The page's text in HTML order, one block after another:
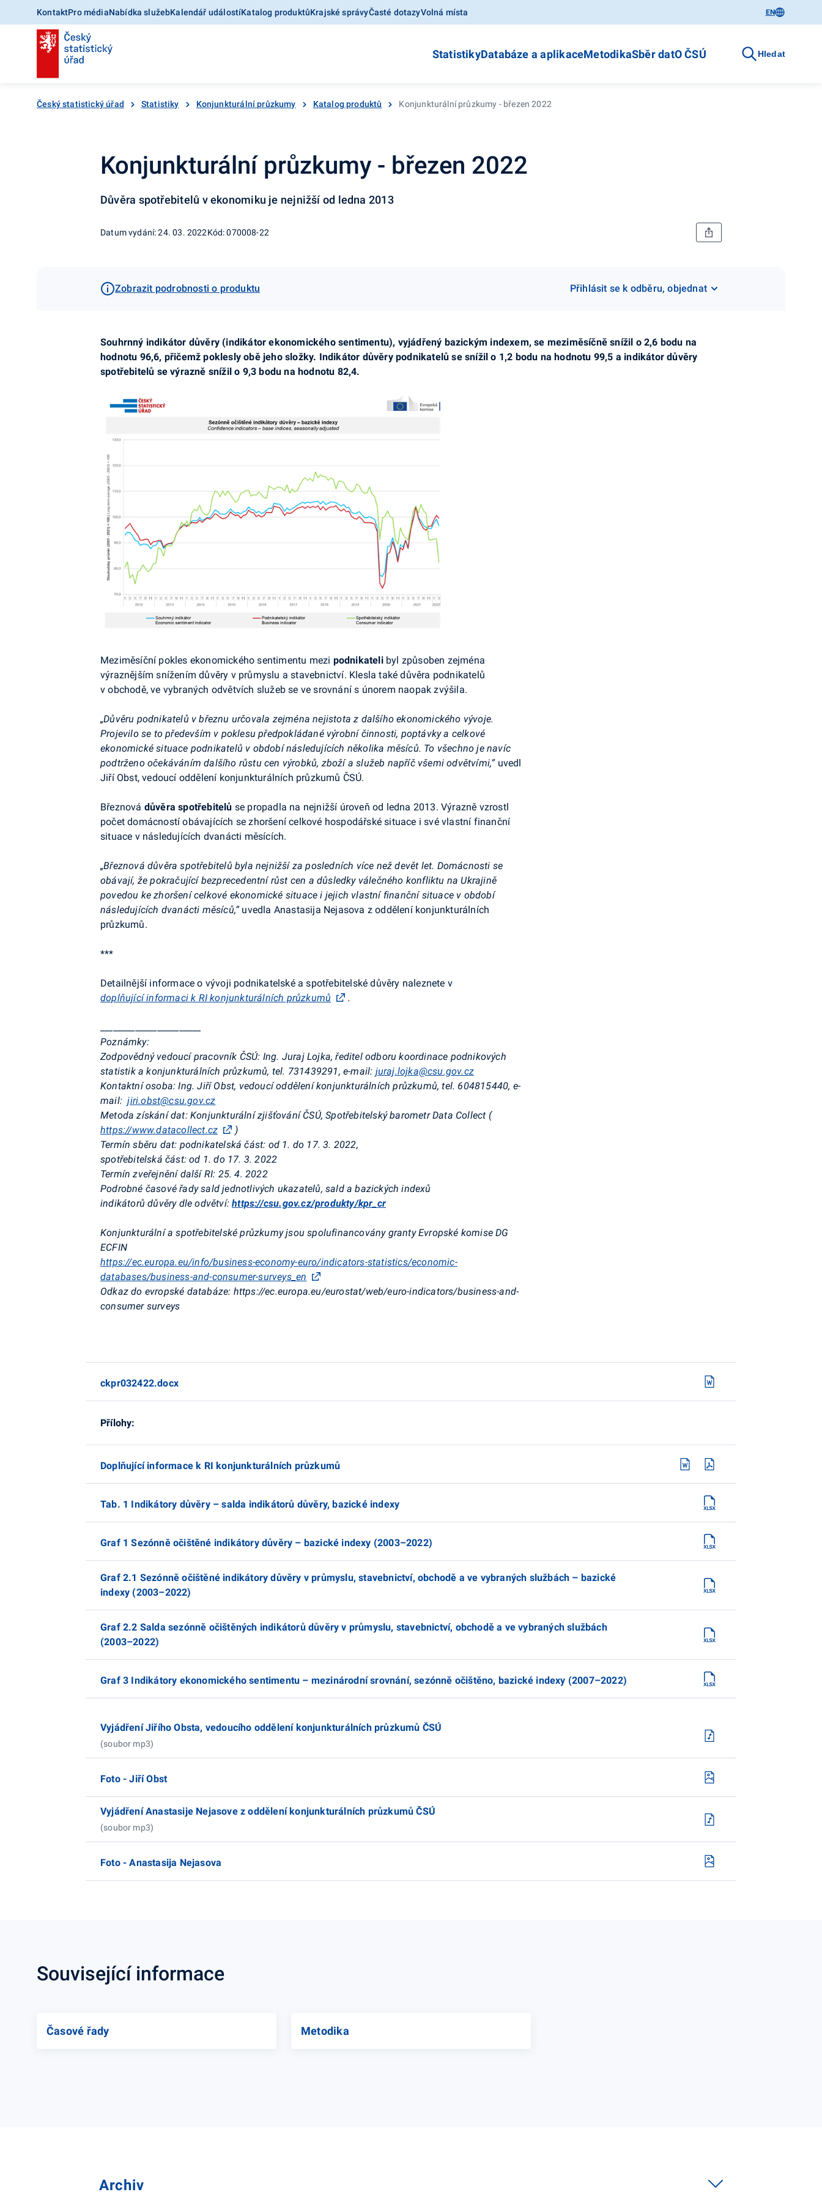
KontaktPro médiaNabídka služebKalendář událostíKatalog produktůKrajské správyČasté dotazyVolná místa EN
StatistikyDatabáze a aplikaceMetodikaSběr datO ČSÚ Hledat
Český statistický úřad Statistiky Konjunkturální průzkumy Katalog produktů Konjunkturální průzkumy - březen 2022
Konjunkturální průzkumy - březen 2022
Důvěra spotřebitelů v ekonomiku je nejnižší od ledna 2013
Datum vydání: 24. 03. 2022Kód: 070008-22
Zobrazit podrobnosti o produktu Přihlásit se k odběru, objednat
Souhrnný indikátor důvěry (indikátor ekonomického sentimentu), vyjádřený bazickým indexem, se meziměsíčně snížil o 2,6 bodu na
hodnotu 96,6, přičemž poklesly obě jeho složky. Indikátor důvěry podnikatelů se snížil o 1,2 bodu na hodnotu 99,5 a indikátor důvěry
spotřebitelů se výrazně snížil o 9,3 bodu na hodnotu 82,4.
Meziměsíční pokles ekonomického sentimentu mezi podnikatelibyl způsoben zejména
výraznějším snížením důvěry v průmyslu a stavebnictví. Klesla také důvěra podnikatelů
v obchodě, ve vybraných odvětvích služeb se ve srovnání s únorem naopak zvýšila.
„Důvěru podnikatelů v březnu určovala zejména nejistota z dalšího ekonomického vývoje.
Projevilo se to především v poklesu předpokládané výrobní činnosti, poptávky a celkové
ekonomické situace podnikatelů v období následujících několika měsíců. To všechno je navíc
podtrženo očekáváním dalšího růstu cen výrobků, zboží a služeb napříč všemi odvětvími,“uvedl
Jiří Obst, vedoucí oddělení konjunkturálních průzkumů ČSÚ.
Březnová důvěra spotřebitelů se propadla na nejnižší úroveň od ledna 2013. Výrazně vzrostl
počet domácností obávajících se zhoršení celkové hospodářské situace i své vlastní finanční
situace v následujících dvanácti měsících.
„Březnová důvěra spotřebitelů byla nejnižší za posledních více než devět let. Domácnosti se
obávají, že pokračující bezprecedentní růst cen a důsledky válečného konfliktu na Ukrajině
povedou ke zhoršení celkové ekonomické situace i jejich vlastní finanční situace v období
následujících dvanácti měsíců,“uvedla Anastasija Nejasova z oddělení konjunkturálních
průzkumů.
***
Detailnější informace o vývoji podnikatelské a spotřebitelské důvěry naleznete v
doplňující informaci k RI konjunkturálních průzkumů
.
Poznámky:
Zodpovědnývedoucí pracovník ČSÚ: Ing. Juraj Lojka, ředitel odboru koordinace podnikových
statistik a konjunkturálních průzkumů, tel. 731439291, e-mail: juraj.lojka@csu.gov.cz
Kontaktní osoba:Ing. Jiří Obst, vedoucí oddělení konjunkturálních průzkumů, tel. 604815440, e-
mail: jiri.obst@csu.gov.cz
Metoda získání dat: Konjunkturální zjišťování ČSÚ, Spotřebitelský barometr Data Collect (
https://www.datacollect.cz
)
Termín sběru dat: podnikatelská část: od 1. do 17. 3. 2022,
spotřebitelská část: od 1. do 17. 3. 2022
Termín zveřejnění další RI: 25. 4. 2022
Podrobné časové řady sald jednotlivých ukazatelů, sald a bazických indexů
indikátorů důvěry dle odvětví:https://csu.gov.cz/produkty/kpr_cr
Konjunkturální a spotřebitelské průzkumy jsou spolufinancovány granty Evropské komise DG
ECFIN
https://ec.europa.eu/info/business-economy-euro/indicators-statistics/economic-
databases/business-and-consumer-surveys_en
Odkaz do evropské databáze: https://ec.europa.eu/eurostat/web/euro-indicators/business-and-
consumer surveys
ckpr032422.docx
Přílohy:
Doplňující informace k RI konjunkturálních průzkumů
Tab. 1 Indikátory důvěry – salda indikátorů důvěry, bazické indexy
Graf 1 Sezónně očištěné indikátory důvěry – bazické indexy (2003–2022)
Graf 2.1 Sezónně očištěné indikátory důvěry v průmyslu, stavebnictví, obchodě a ve vybraných službách – bazické
indexy (2003–2022)
Graf 2.2 Salda sezónně očištěných indikátorů důvěry v průmyslu, stavebnictví, obchodě a ve vybraných službách
(2003–2022)
Graf 3 Indikátory ekonomického sentimentu – mezinárodní srovnání, sezónně očištěno, bazické indexy (2007–2022)
Vyjádření Jiřího Obsta, vedoucího oddělení konjunkturálních průzkumů ČSÚ
(soubor mp3)
Foto - Jiří Obst
Vyjádření Anastasije Nejasove z oddělení konjunkturálních průzkumů ČSÚ
(soubor mp3)
Foto - Anastasija Nejasova
Související informace
Časové řady Metodika
Archiv